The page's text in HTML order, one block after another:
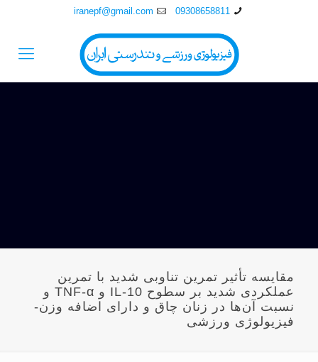
09308658811
iranepf@gmail.com
مقایسه تأثیر تمرین تناوبی شدید با تمرین
عملکردی شدید بر سطوح IL-10 و TNF-α و
نسبت آن‌ها در زنان چاق و دارای اضافه وزن-
فیزیولوژی ورزشی